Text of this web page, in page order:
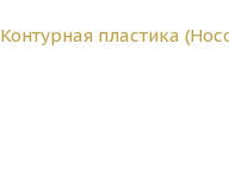
Контурная пластика